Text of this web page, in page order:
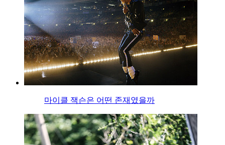
마이클 잭슨은 어떤 존재였을까